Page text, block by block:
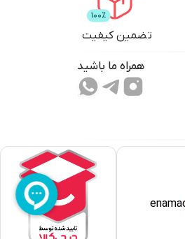
تضمین کیفیت
همراه ما باشید